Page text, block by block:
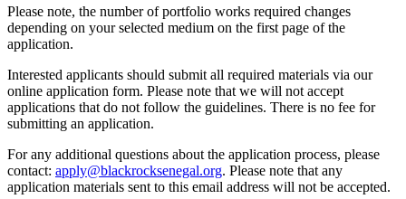
Please note, the number of portfolio works required changes
depending on your selected medium on the first page of the
application.
Interested applicants should submit all required materials via our
online application form. Please note that we will not accept
applications that do not follow the guidelines. There is no fee for
submitting an application.
For any additional questions about the application process, please
contact: apply@blackrocksenegal.org. Please note that any
application materials sent to this email address will not be accepted.